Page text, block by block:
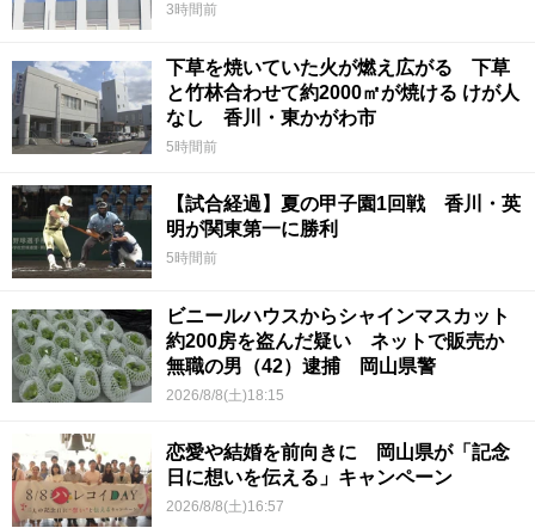
3時間前
下草を焼いていた火が燃え広がる 下草
と竹林合わせて約2000㎡が焼ける けが人
なし 香川・東かがわ市
5時間前
【試合経過】夏の甲子園1回戦 香川・英
明が関東第一に勝利
5時間前
ビニールハウスからシャインマスカット
約200房を盗んだ疑い ネットで販売か
無職の男（42）逮捕 岡山県警
2026/8/8(土)18:15
恋愛や結婚を前向きに 岡山県が「記念
日に想いを伝える」キャンペーン
2026/8/8(土)16:57